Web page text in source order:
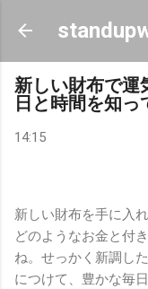
スキップ
新しい財布で運
日と時間を知
14:15
新しい財布を手に入
どのようなお金と付
ね。せっかく新調し
につけて、豊かな毎